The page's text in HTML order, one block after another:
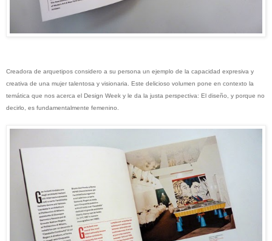
Creadora de arquetipos considero a su persona un ejemplo de la capacidad expresiva y
creativa de una mujer talentosa y visionaria. Este delicioso volumen pone en contexto la
temática que nos acerca el Design Week y le da la justa perspectiva: El diseño, y porque no
decirlo, es fundamentalmente femenino.